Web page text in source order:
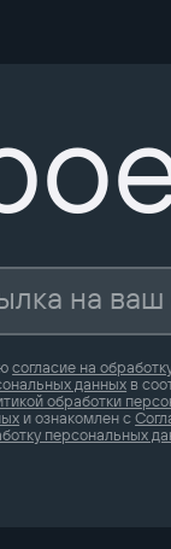
согласие на
данных в
обработки
и ознакомлен с
персональных